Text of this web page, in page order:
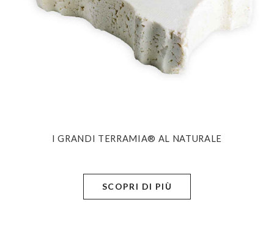
I GRANDI TERRAMIA® AL NATURALE
SCOPRI DI PIÙ